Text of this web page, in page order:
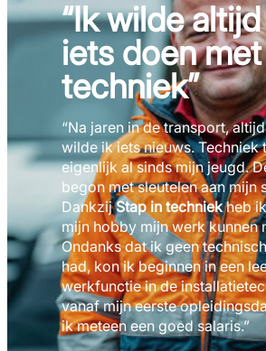
“Ik wilde
iets doen met
techniek”
“Na jaren in de transport,
wilde ik iets nieuws. Techniek
eigenlijk al sinds mijn jeugd.
begon met sleutelen aan mijn
DankzijStap in techniekheb
mijn hobby mijn werk kunnen
Ondanks dat ik geen
had, kon ik beginnen in een
werkfunctie in de
vanaf mijn eerste
ik meteen een goed salaris.”